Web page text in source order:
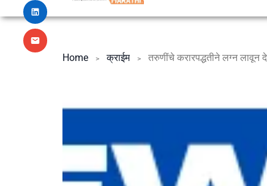
Home क्राईम तरुणींचे करारपद्धतीने लग्न लावून